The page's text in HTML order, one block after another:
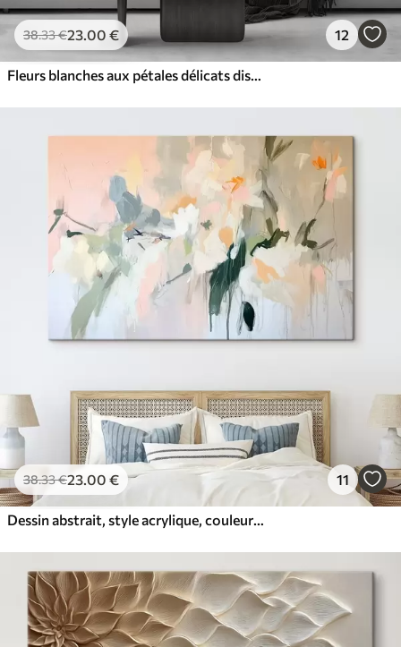
38.33€23.00 € 12
Fleurs blanches aux pétales délicats disposées dans un joli motif floral sur un fond clair
38.33€23 .00 € 11